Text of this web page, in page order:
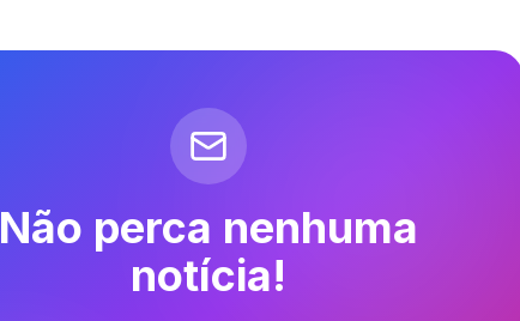
Não perca nenhuma
notícia!